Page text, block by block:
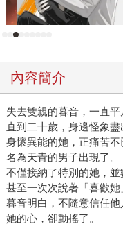
內容簡介
失去雙親的暮音，一直平
直到二十歲，身邊怪象盡
身懷異能的她，正痛苦
名為天青的男子出現了。
不僅接納了特別的她，並
甚至一次次說著「喜歡
暮音明白，不隨意信任
她的心，卻動搖了。